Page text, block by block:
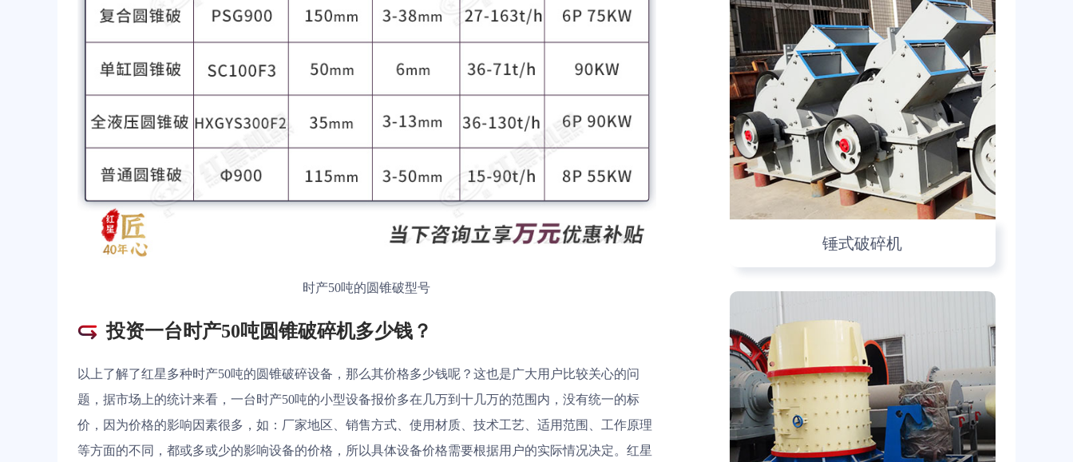
时产50吨的圆锥破型号
投资一台时产50吨圆锥破碎机多少钱？
以上了解了红星多种时产50吨的圆锥破碎设备，那么其价格多少钱呢？这也是广大用户比较关心的问
题，据市场上的统计来看，一台时产50吨的小型设备报价多在几万到十几万的范围内，没有统一的标
价，因为价格的影响因素很多，如：厂家地区、销售方式、使用材质、技术工艺、适用范围、工作原理
等方面的不同，都或多或少的影响设备的价格，所以具体设备价格需要根据用户的实际情况决定。红星
锤式破碎机